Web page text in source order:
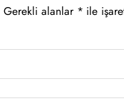
Gerekli alanlar * ile